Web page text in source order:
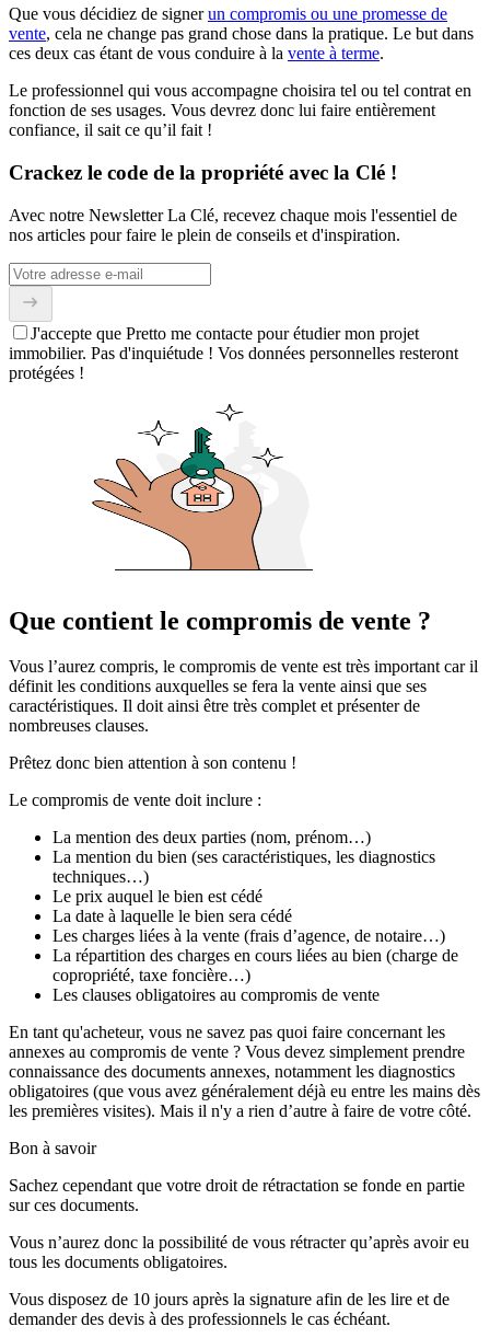
Que vous décidiez de signerun compromis ou une promesse de
vente, cela ne change pas grand chose dans la pratique. Le but dans
ces deux cas étant de vous conduire à la vente à terme.
Le professionnel qui vous accompagne choisira tel ou tel contrat en
fonction de ses usages. Vous devrez donc lui faire entièrement
confiance, il sait ce qu’il fait !
Crackez le code de la propriété avec la Clé !
Avec notre Newsletter La Clé, recevez chaque mois l'essentiel de
nos articles pour faire le plein de conseils et d'inspiration.
J'accepte que Pretto me contacte pour étudier mon projet
immobilier. Pas d'inquiétude ! Vos données personnelles resteront
protégées !
Que contient le compromis de vente ?
Vous l’aurez compris, le compromis de vente est très important car il
définit les conditions auxquelles se fera la vente ainsi que ses
caractéristiques. Il doit ainsi être très complet et présenter de
nombreuses clauses.
Prêtez donc bien attention à son contenu !
Le compromis de vente doit inclure :
La mention des deux parties (nom, prénom…)
La mention du bien (ses caractéristiques, les diagnostics
techniques…)
Le prix auquel le bien est cédé
La date à laquelle le bien sera cédé
Les charges liées à la vente (frais d’agence, de notaire…)
La répartition des charges en cours liées au bien (charge de
copropriété, taxe foncière…)
Les clauses obligatoires au compromis de vente
En tant qu'acheteur, vous ne savez pas quoi faire concernant les
annexes au compromis de vente ? Vous devez simplement prendre
connaissance des documents annexes, notamment les diagnostics
obligatoires (que vous avez généralement déjà eu entre les mains dès
les premières visites). Mais il n'y a rien d’autre à faire de votre côté.
Bon à savoir
Sachez cependant que votre droit de rétractation se fonde en partie
sur ces documents.
Vous n’aurez donc la possibilité de vous rétracter qu’après avoir eu
tous les documents obligatoires.
Vous disposez de 10 jours après la signature afin de les lire et de
demander des devis à des professionnels le cas échéant.